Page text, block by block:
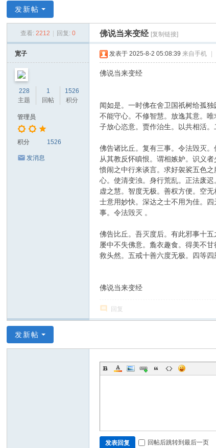
净
心
发新帖
查看: 2212 回复: 0 佛说当来变经 [复制链接]
宽子
228
主题
1
回帖
1526
积分
管理员
积分 1526
发消息
发表于 2025-8-2 05:08:39 来自手机
佛说当来变经
闻如是。一时佛在舍卫国祇树给孤
不能守心。不修智慧。放逸其意。
子放心恣意。贾作治生。以共相活
佛告诸比丘。复有三事。令法毁灭
从其教反怀瞋恨。谓相嫉妒。识义
愦闹之中行来谈言。求好袈裟五色
心。使清变浊。身行荒乱。正法废
虚之慧。智度无极。善权方便。空
士意用妙快。深达之士不用为佳。
事。令法毁灭 。
佛告比丘。吾灭度后。有此邪事十
屡中不失佛意。麁衣趣食。得美不
救头然。五戒十善六度无极。四等
佛说当来变经
回复
发新帖
发表回复 回帖后跳转到最后一页